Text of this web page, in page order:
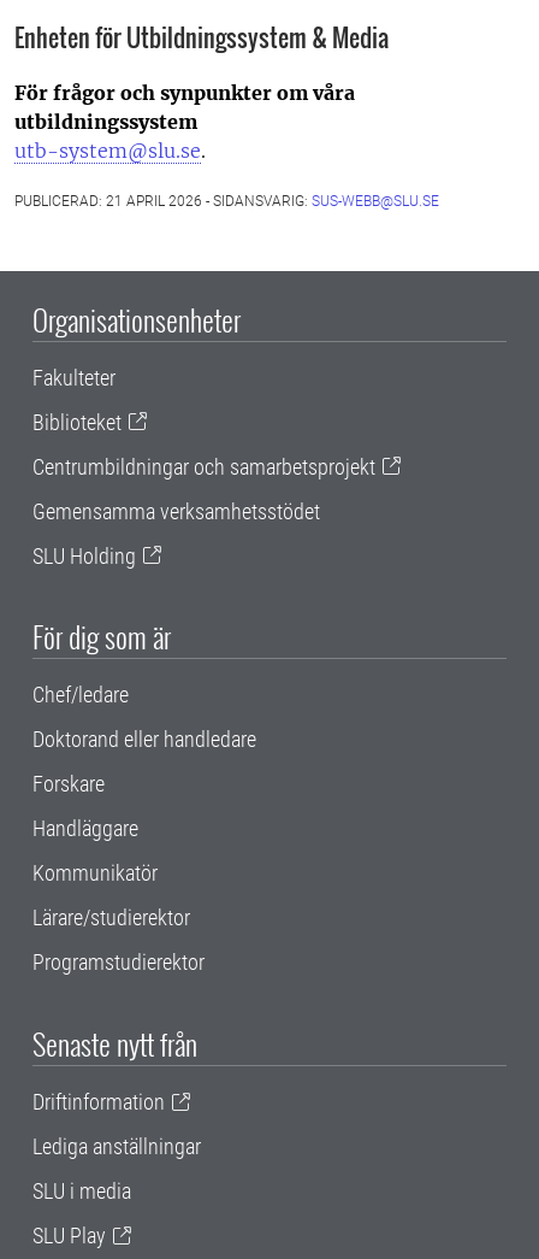
Enheten för Utbildningssystem & Media
För frågor och synpunkter om våra
utbildningssystem
utb-system@slu.se.
PUBLICERAD: 21 APRIL 2026 - SIDANSVARIG: SUS-WEBB@SLU.SE
Organisationsenheter
Fakulteter
Biblioteket
Centrumbildningar och samarbetsprojekt
Gemensamma verksamhetsstödet
SLU Holding
För dig som är
Chef/ledare
Doktorand eller handledare
Forskare
Handläggare
Kommunikatör
Lärare/studierektor
Programstudierektor
Senaste nytt från
Driftinformation
Lediga anställningar
SLU i media
SLU Play